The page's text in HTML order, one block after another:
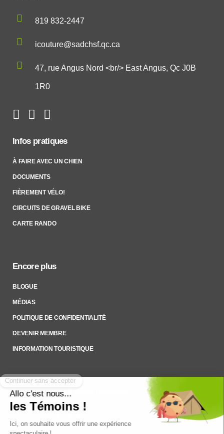
819 832-2447
icouture@sadchsf.qc.ca
47, rue Angus Nord <br/> East Angus, Qc J0B
1R0
Infos pratiques
À FAIRE AVEC UN CHIEN
DOCUMENTS
FIÈREMENT VÉLO!
CIRCUITS DE GRAVEL BIKE
CARTE RANDO
Encore plus
BLOGUE
MÉDIAS
POLITIQUE DE CONFIDENTIALITÉ
DEVENIR MEMBRE
INFORMATION TOURISTIQUE
Inscrivez-vous à notre Infolettre